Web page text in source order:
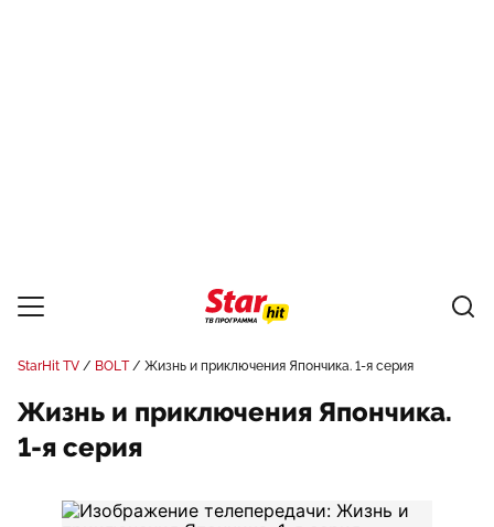
StarHit TV BOLT Жизнь и приключения Япончика. 1-я серия
Жизнь и приключения Япончика.
1-я серия